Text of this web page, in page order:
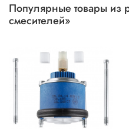
Популярные товары из
смесителей»